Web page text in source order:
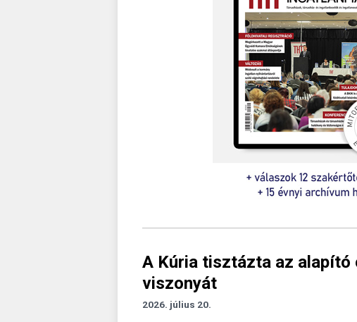
A Kúria tisztázta az
viszonyát
2026. július 20.